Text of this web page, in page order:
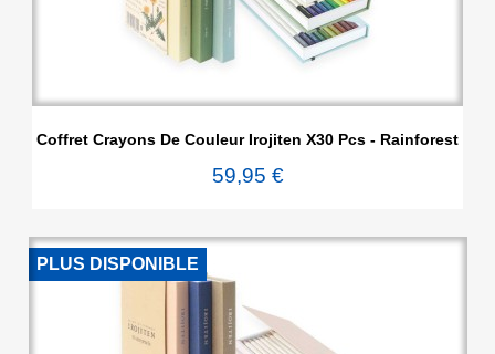
Coffret Crayons De Couleur Irojiten X30 Pcs - Rainforest
59,95 €
PLUS DISPONIBLE